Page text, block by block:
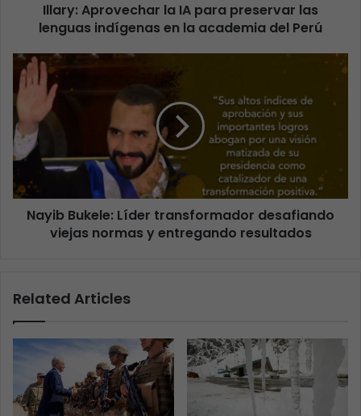
Illary: Aprovechar la IA para preservar las
lenguas indígenas en la academia del Perú
Nayib Bukele: Líder transformador desafiando
viejas normas y entregando resultados
Related Articles